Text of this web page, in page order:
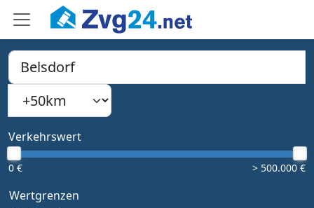
PLZ, Ort oder Bundesland
Type 1 or more characters for results.
Suchradius
Verkehrswert
0 € > 500.000 €
Wertgrenzen